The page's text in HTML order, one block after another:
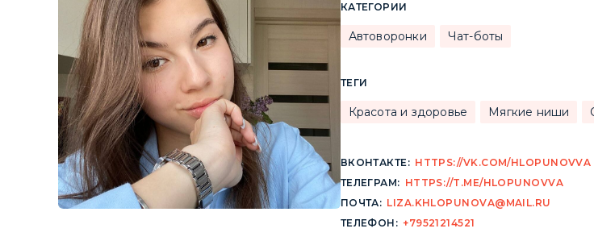
КАТЕГОРИИ
Автоворонки Чат-боты
ТЕГИ
Красота и здоровье Мягкие ниши
ВКОНТАКТЕ: HTTPS://VK.COM/HLOPUNOVVA
ТЕЛЕГРАМ: HTTPS://T.ME/HLOPUNOVVA
ПОЧТА: LIZA.KHLOPUNOVA@MAIL.RU
ТЕЛЕФОН: +79521214521